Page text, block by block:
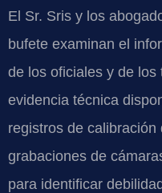
El Sr. Sris y los
bufete examinan el
de los oficiales y de
evidencia técnica
registros de
grabaciones de
para identificar